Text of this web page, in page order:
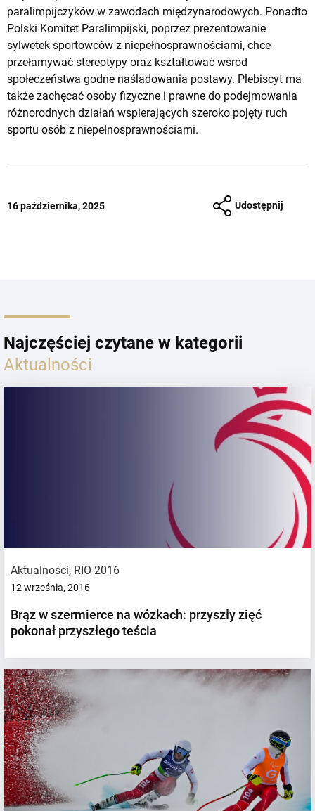
paralimpijczyków w zawodach międzynarodowych. Ponadto
Polski Komitet Paralimpijski, poprzez prezentowanie
sylwetek sportowców z niepełnosprawnościami, chce
przełamywać stereotypy oraz kształtować wśród
społeczeństwa godne naśladowania postawy. Plebiscyt ma
także zachęcać osoby fizyczne i prawne do podejmowania
różnorodnych działań wspierających szeroko pojęty ruch
sportu osób z niepełnosprawnościami.
16 października, 2025 Udostępnij
Najczęściej czytane w kategorii
Aktualności
Aktualności, RIO 2016
12 września, 2016
Brąz w szermierce na wózkach: przyszły zięć
pokonał przyszłego teścia